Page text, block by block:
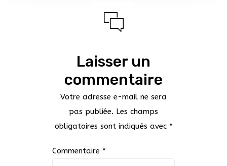
Laisser un
commentaire
Votre adresse e-mail ne sera
pas publiée. Les champs
obligatoires sont indiqués avec *
Commentaire *